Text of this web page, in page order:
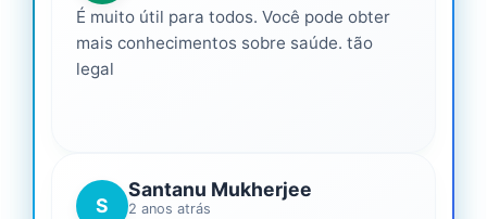
É muito útil para todos. Você pode obter
mais conhecimentos sobre saúde. tão
legal
S
Santanu Mukherjee
2 anos atrás